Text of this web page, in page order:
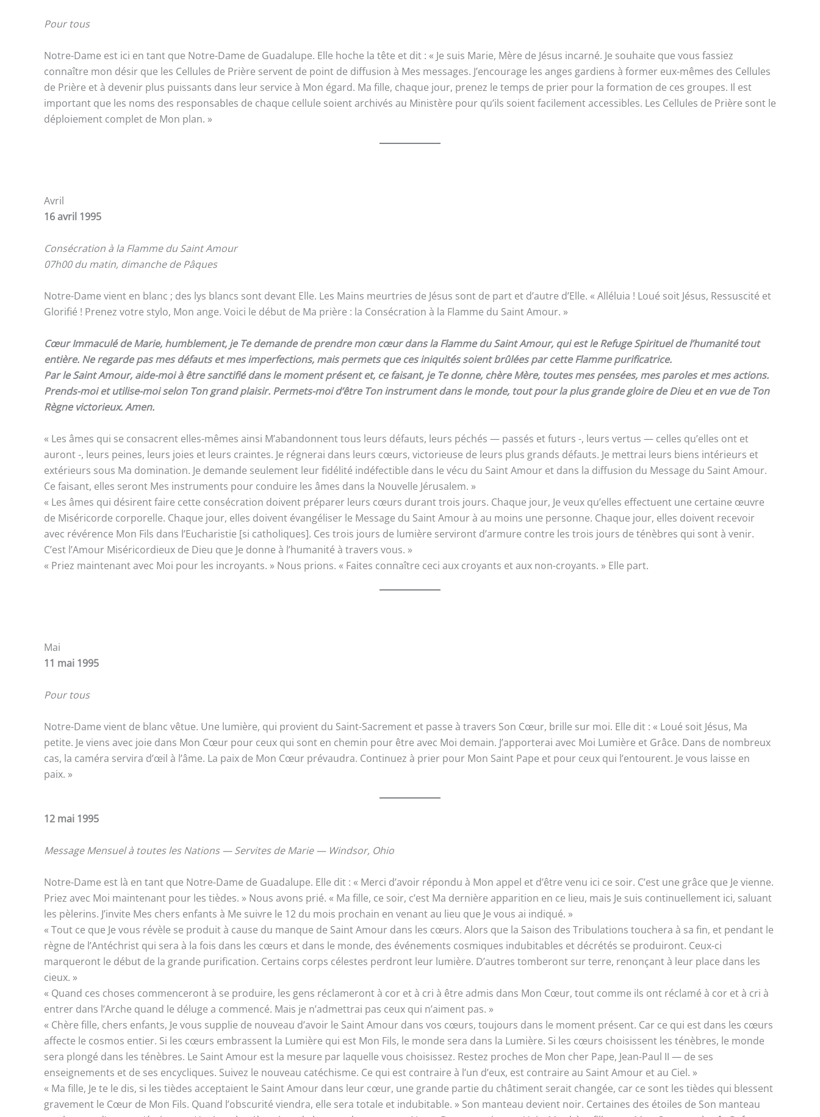
Pour tous
Notre-Dame est ici en tant que Notre-Dame de Guadalupe. Elle hoche la tête et dit : « Je suis Marie, Mère de Jésus incarné. Je souhaite que vous fassiez
connaître mon désir que les Cellules de Prière servent de point de diffusion à Mes messages. J’encourage les anges gardiens à former eux-mêmes des Cellules
de Prière et à devenir plus puissants dans leur service à Mon égard. Ma fille, chaque jour, prenez le temps de prier pour la formation de ces groupes. Il est
important que les noms des responsables de chaque cellule soient archivés au Ministère pour qu’ils soient facilement accessibles. Les Cellules de Prière sont le
déploiement complet de Mon plan. »
Avril
16 avril 1995
Consécration à la Flamme du Saint Amour
07h00 du matin, dimanche de Pâques
Notre-Dame vient en blanc ; des lys blancs sont devant Elle. Les Mains meurtries de Jésus sont de part et d’autre d’Elle. « Alléluia ! Loué soit Jésus, Ressuscité et
Glorifié ! Prenez votre stylo, Mon ange. Voici le début de Ma prière : la Consécration à la Flamme du Saint Amour. »
Cœur Immaculé de Marie, humblement, je Te demande de prendre mon cœur dans la Flamme du Saint Amour, qui est le Refuge Spirituel de l’humanité tout
entière. Ne regarde pas mes défauts et mes imperfections, mais permets que ces iniquités soient brûlées par cette Flamme purificatrice.
Par le Saint Amour, aide-moi à être sanctifié dans le moment présent et, ce faisant, je Te donne, chère Mère, toutes mes pensées, mes paroles et mes actions.
Prends-moi et utilise-moi selon Ton grand plaisir. Permets-moi d’être Ton instrument dans le monde, tout pour la plus grande gloire de Dieu et en vue de Ton
Règne victorieux. Amen.
« Les âmes qui se consacrent elles-mêmes ainsi M’abandonnent tous leurs défauts, leurs péchés — passés et futurs -, leurs vertus — celles qu’elles ont et
auront -, leurs peines, leurs joies et leurs craintes. Je régnerai dans leurs cœurs, victorieuse de leurs plus grands défauts. Je mettrai leurs biens intérieurs et
extérieurs sous Ma domination. Je demande seulement leur fidélité indéfectible dans le vécu du Saint Amour et dans la diffusion du Message du Saint Amour.
Ce faisant, elles seront Mes instruments pour conduire les âmes dans la Nouvelle Jérusalem. »
« Les âmes qui désirent faire cette consécration doivent préparer leurs cœurs durant trois jours. Chaque jour, Je veux qu’elles effectuent une certaine œuvre
de Miséricorde corporelle. Chaque jour, elles doivent évangéliser le Message du Saint Amour à au moins une personne. Chaque jour, elles doivent recevoir
avec révérence Mon Fils dans l’Eucharistie [si catholiques]. Ces trois jours de lumière serviront d’armure contre les trois jours de ténèbres qui sont à venir.
C’est l’Amour Miséricordieux de Dieu que Je donne à l’humanité à travers vous. »
« Priez maintenant avec Moi pour les incroyants. » Nous prions. « Faites connaître ceci aux croyants et aux non-croyants. » Elle part.
Mai
11 mai 1995
Pour tous
Notre-Dame vient de blanc vêtue. Une lumière, qui provient du Saint-Sacrement et passe à travers Son Cœur, brille sur moi. Elle dit : « Loué soit Jésus, Ma
petite. Je viens avec joie dans Mon Cœur pour ceux qui sont en chemin pour être avec Moi demain. J’apporterai avec Moi Lumière et Grâce. Dans de nombreux
cas, la caméra servira d’œil à l’âme. La paix de Mon Cœur prévaudra. Continuez à prier pour Mon Saint Pape et pour ceux qui l’entourent. Je vous laisse en
paix. »
12 mai 1995
Message Mensuel à toutes les Nations — Servites de Marie — Windsor, Ohio
Notre-Dame est là en tant que Notre-Dame de Guadalupe. Elle dit : « Merci d’avoir répondu à Mon appel et d’être venu ici ce soir. C’est une grâce que Je vienne.
Priez avec Moi maintenant pour les tièdes. » Nous avons prié. « Ma fille, ce soir, c’est Ma dernière apparition en ce lieu, mais Je suis continuellement ici, saluant
les pèlerins. J’invite Mes chers enfants à Me suivre le 12 du mois prochain en venant au lieu que Je vous ai indiqué. »
« Tout ce que Je vous révèle se produit à cause du manque de Saint Amour dans les cœurs. Alors que la Saison des Tribulations touchera à sa fin, et pendant le
règne de l’Antéchrist qui sera à la fois dans les cœurs et dans le monde, des événements cosmiques indubitables et décrétés se produiront. Ceux-ci
marqueront le début de la grande purification. Certains corps célestes perdront leur lumière. D’autres tomberont sur terre, renonçant à leur place dans les
cieux. »
« Quand ces choses commenceront à se produire, les gens réclameront à cor et à cri à être admis dans Mon Cœur, tout comme ils ont réclamé à cor et à cri à
entrer dans l’Arche quand le déluge a commencé. Mais je n’admettrai pas ceux qui n’aiment pas. »
« Chère fille, chers enfants, Je vous supplie de nouveau d’avoir le Saint Amour dans vos cœurs, toujours dans le moment présent. Car ce qui est dans les cœurs
affecte le cosmos entier. Si les cœurs embrassent la Lumière qui est Mon Fils, le monde sera dans la Lumière. Si les cœurs choisissent les ténèbres, le monde
sera plongé dans les ténèbres. Le Saint Amour est la mesure par laquelle vous choisissez. Restez proches de Mon cher Pape, Jean-Paul II — de ses
enseignements et de ses encycliques. Suivez le nouveau catéchisme. Ce qui est contraire à l’un d’eux, est contraire au Saint Amour et au Ciel. »
« Ma fille, Je te le dis, si les tièdes acceptaient le Saint Amour dans leur cœur, une grande partie du châtiment serait changée, car ce sont les tièdes qui blessent
gravement le Cœur de Mon Fils. Quand l’obscurité viendra, elle sera totale et indubitable. » Son manteau devient noir. Certaines des étoiles de Son manteau